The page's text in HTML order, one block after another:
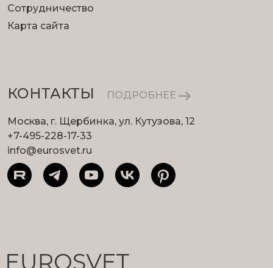
Сотрудничество
Карта сайта
КОНТАКТЫ ПОДРОБНЕЕ
Москва, г. Щербинка, ул. Кутузова, 12
+7-495-228-17-33
info@eurosvet.ru